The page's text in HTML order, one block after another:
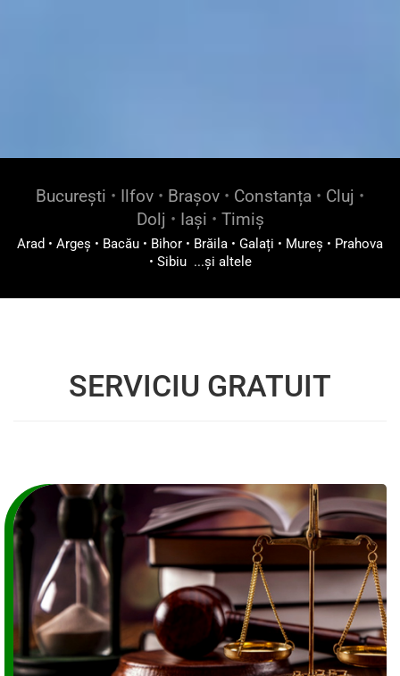
București • Ilfov • Brașov • Constanța • Cluj •
Dolj • Iași • Timiș
Arad • Argeș • Bacău • Bihor • Brăila • Galați • Mureș • Prahova
• Sibiu ...și altele
SERVICIU GRATUIT